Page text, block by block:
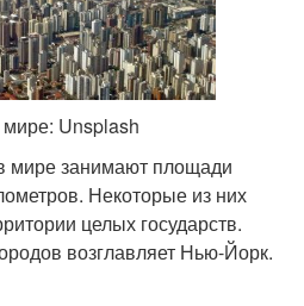
Unsplash
мире занимают площади
Некоторые из них
целых государств.
возглавляет Нью-Йорк.